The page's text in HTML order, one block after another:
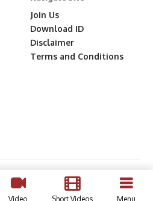
Join Us
Download ID
Disclaimer
Terms and Conditions
Video Short Videos Menu